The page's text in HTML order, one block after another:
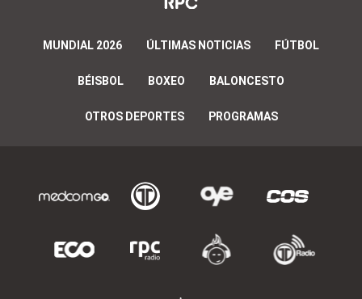
MUNDIAL 2026 ÚLTIMAS NOTICIAS FÚTBOL
BÉISBOL BOXEO BALONCESTO
OTROS DEPORTES PROGRAMAS